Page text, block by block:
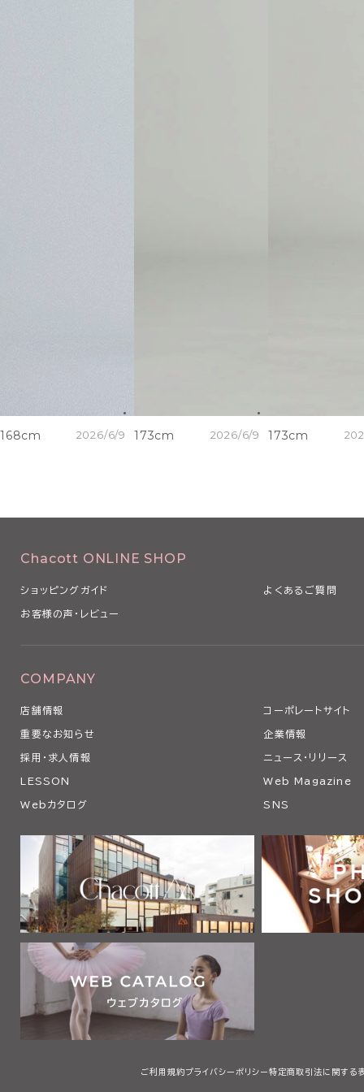
168cm 2026/6/9 173cm 2026/6/9 173cm
Chacott ONLINE SHOP
ショッピングガイド よくあるご質問
お客様の声・レビュー
COMPANY
店舗情報 コーポレートサイト
重要なお知らせ 企業情報
採用・求人情報 ニュース・リリース
LESSON Web Magazine
Webカタログ SNS
ご利用規約プライバシーポリシー 特定商取引法に関する